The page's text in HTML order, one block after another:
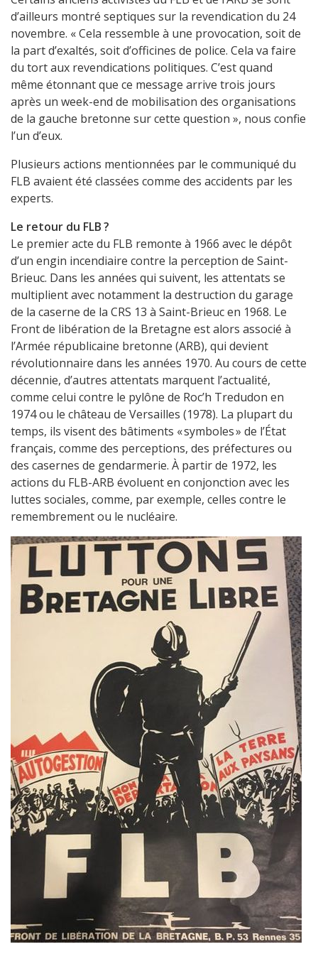
d’ailleurs montré septiques sur la revendication du 24
novembre. « Cela ressemble à une provocation, soit de
la part d’exaltés, soit d’officines de police. Cela va faire
du tort aux revendications politiques. C’est quand
même étonnant que ce message arrive trois jours
après un week-end de mobilisation des organisations
de la gauche bretonne sur cette question », nous confie
l’un d’eux.
Plusieurs actions mentionnées par le communiqué du
FLB avaient été classées comme des accidents par les
experts.
Le retour du FLB ?
Le premier acte du FLB remonte à 1966 avec le dépôt
d’un engin incendiaire contre la perception de Saint-
Brieuc. Dans les années qui suivent, les attentats se
multiplient avec notamment la destruction du garage
de la caserne de la CRS 13 à Saint-Brieuc en 1968. Le
Front de libération de la Bretagne est alors associé à
l’Armée républicaine bretonne (ARB), qui devient
révolutionnaire dans les années 1970. Au cours de cette
décennie, d’autres attentats marquent l’actualité,
comme celui contre le pylône de Roc’h Tredudon en
1974 ou le château de Versailles (1978). La plupart du
temps, ils visent des bâtiments « symboles » de l’État
français, comme des perceptions, des préfectures ou
des casernes de gendarmerie. À partir de 1972, les
actions du FLB-ARB évoluent en conjonction avec les
luttes sociales, comme, par exemple, celles contre le
remembrement ou le nucléaire.